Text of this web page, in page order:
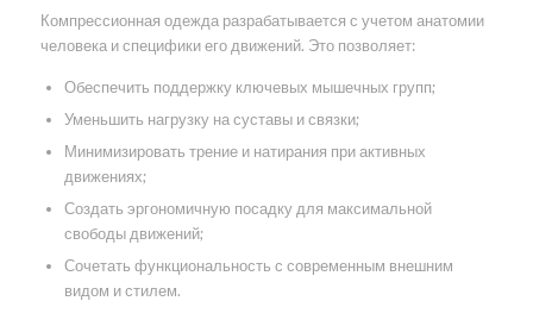
Компрессионная одежда разрабатывается с учетом анатомии
человека и специфики его движений. Это позволяет:
Обеспечить поддержку ключевых мышечных групп;
Уменьшить нагрузку на суставы и связки;
Минимизировать трение и натирания при активных
движениях;
Создать эргономичную посадку для максимальной
свободы движений;
Сочетать функциональность с современным внешним
видом и стилем.